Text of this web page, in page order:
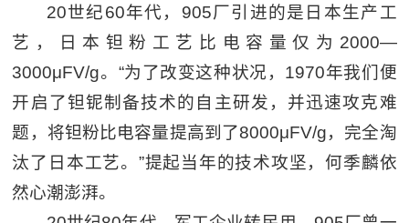
20世纪60年代，905厂引进的是日本生产工
艺，日本钽粉工艺比电容量仅为2000—
3000μFV/g。“为了改变这种状况，1970年我们便
开启了钽铌制备技术的自主研发，并迅速攻克难
题，将钽粉比电容量提高到了8000μFV/g，完全淘
汰了日本工艺。”提起当年的技术攻坚，何季麟依
然心潮澎湃。